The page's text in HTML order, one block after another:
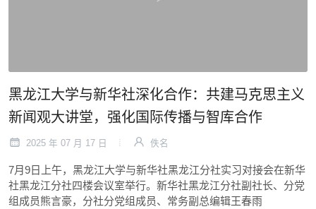
黑龙江大学与新华社深化合作：共建马克思主义
新闻观大讲堂，强化国际传播与智库合作
2025 年 07 月 17 日 佚名
7月9日上午，黑龙江大学与新华社黑龙江分社实习对接会在新华
社黑龙江分社四楼会议室举行。新华社黑龙江分社副社长、分党
组成员熊言豪，分社分党组成员、常务副总编辑王春雨